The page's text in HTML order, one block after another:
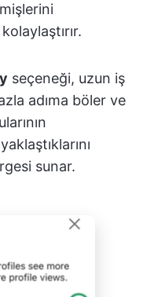
seçeneği, uzun iş
adıma böler ve
sunar.